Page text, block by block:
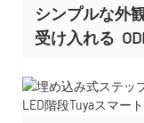
シンプルな外
受け入れる